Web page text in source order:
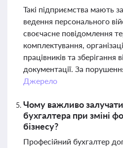
Такі підприємства мають
ведення персонального
своєчасне повідомлення
комплектування,
працівників та зберігання
документації. За
Джерело
Чому важливо
бухгалтера при зміні
бізнесу?
Професійний бухгалтер